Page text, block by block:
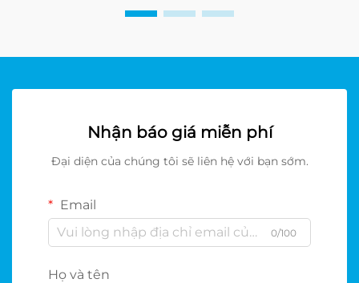
Nhận báo giá miễn phí
Đại diện của chúng tôi sẽ liên hệ với bạn sớm.
Email
0/100
Họ và tên